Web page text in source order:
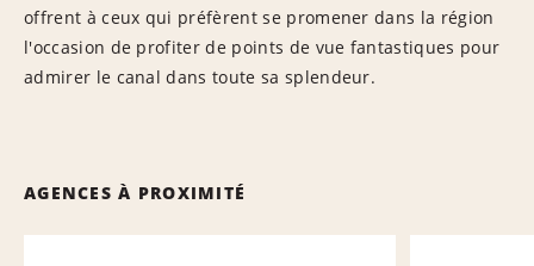
offrent à ceux qui préfèrent se promener dans la région
l'occasion de profiter de points de vue fantastiques pour
admirer le canal dans toute sa splendeur.
AGENCES À PROXIMITÉ